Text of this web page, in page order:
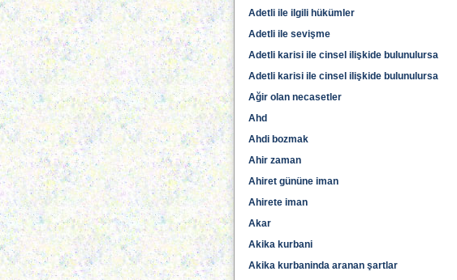
Adetli ile ilgili hükümler
Adetli ile sevişme
Adetli karisi ile cinsel ilişkide bulunulursa
Adetli karisi ile cinsel ilişkide bulunulursa
Ağir olan necasetler
Ahd
Ahdi bozmak
Ahir zaman
Ahiret gününe iman
Ahirete iman
Akar
Akika kurbani
Akika kurbaninda aranan şartlar